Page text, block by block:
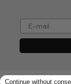
e-mail